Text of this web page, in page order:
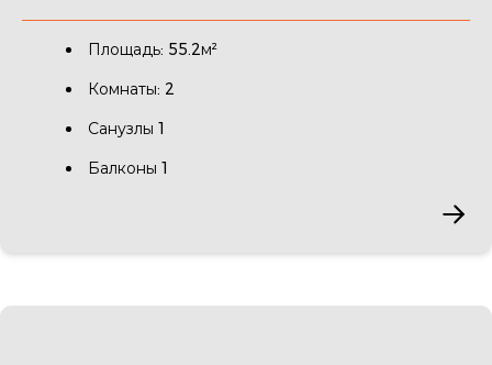
Площадь: 55.2м²
Комнаты: 2
Санузлы 1
Балконы 1